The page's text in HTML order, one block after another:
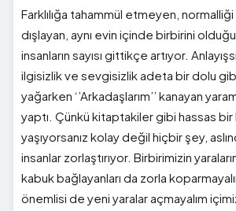
Farklılığa tahammül etmeyen,
dışlayan, aynı evin içinde birbirini
insanların sayısı gittikçe artıyor.
ilgisizlik ve sevgisizlik adeta bir dolu
yağarken ‘’Arkadaşlarım’’ kanayan
yaptı. Çünkü kitaptakiler gibi hassas bir
yaşıyorsanız kolay değil hiçbir şey,
insanlar zorlaştırıyor. Birbirimizin
kabuk bağlayanları da zorla
önemlisi de yeni yaralar açmayalım